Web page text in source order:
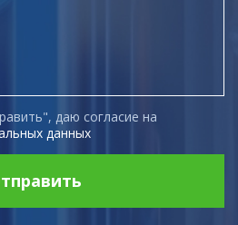
даю согласие на
данных